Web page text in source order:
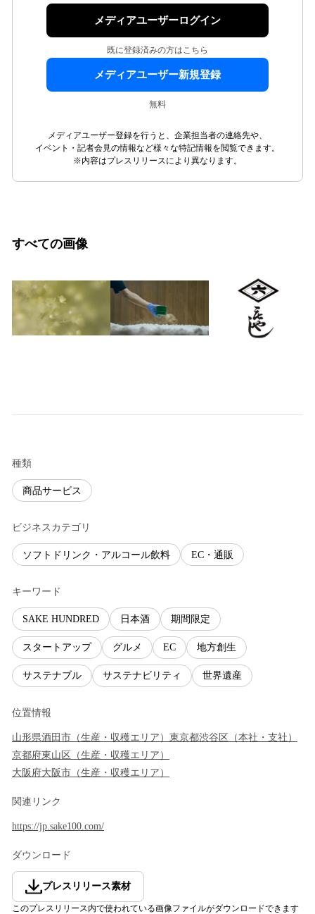
メディアユーザーログイン
既に登録済みの方はこちら
メディアユーザー新規登録
無料
メディアユーザー登録を行うと、企業担当者の連絡先や、
イベント・記者会見の情報など様々な特記情報を閲覧できます。
※内容はプレスリリースにより異なります。
すべての画像
種類
商品サービス
ビジネスカテゴリ
ソフトドリンク・アルコール飲料 EC・通販
キーワード
SAKE HUNDRED 日本酒 期間限定
スタートアップ グルメ EC 地方創生
サステナブル サステナビリティ 世界遺産
位置情報
山形県酒田市 （生産・収穫エリア ） 東京都渋谷区 （本社・支社 ）
京都府東山区 （生産・収穫エリア ）
大阪府大阪市 （生産・収穫エリア ）
関連リンク
https://jp.sake100.com/
ダウンロード
プレスリリース素材
このプレスリリース内で使われている画像ファイルがダウンロードできます